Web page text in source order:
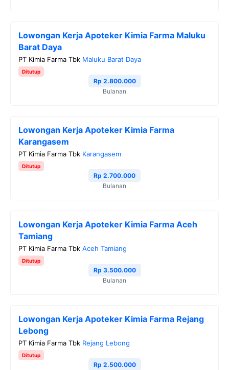
Lowongan Kerja Apoteker Kimia Farma Maluku
Barat Daya
PT Kimia Farma Tbk Maluku Barat Daya
Ditutup
Rp 2.800.000
Bulanan
Lowongan Kerja Apoteker Kimia Farma
Karangasem
PT Kimia Farma Tbk Karangasem
Ditutup
Rp 2.700.000
Bulanan
Lowongan Kerja Apoteker Kimia Farma Aceh
Tamiang
PT Kimia Farma Tbk Aceh Tamiang
Ditutup
Rp 3.500.000
Bulanan
Lowongan Kerja Apoteker Kimia Farma Rejang
Lebong
PT Kimia Farma Tbk Rejang Lebong
Ditutup
Rp 2.500.000